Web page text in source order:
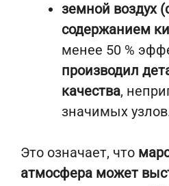
земной воздух
содержанием
менее 50 %
производил
качества,
значимых
Это означает, что
атмосфера может